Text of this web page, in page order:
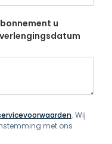
u
. Wij
met ons